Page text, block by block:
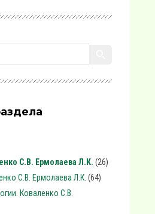
С.В. Ермолаева Л.К. (26)
С.В. Ермолаева Л.К. (64)
Коваленко С.В.